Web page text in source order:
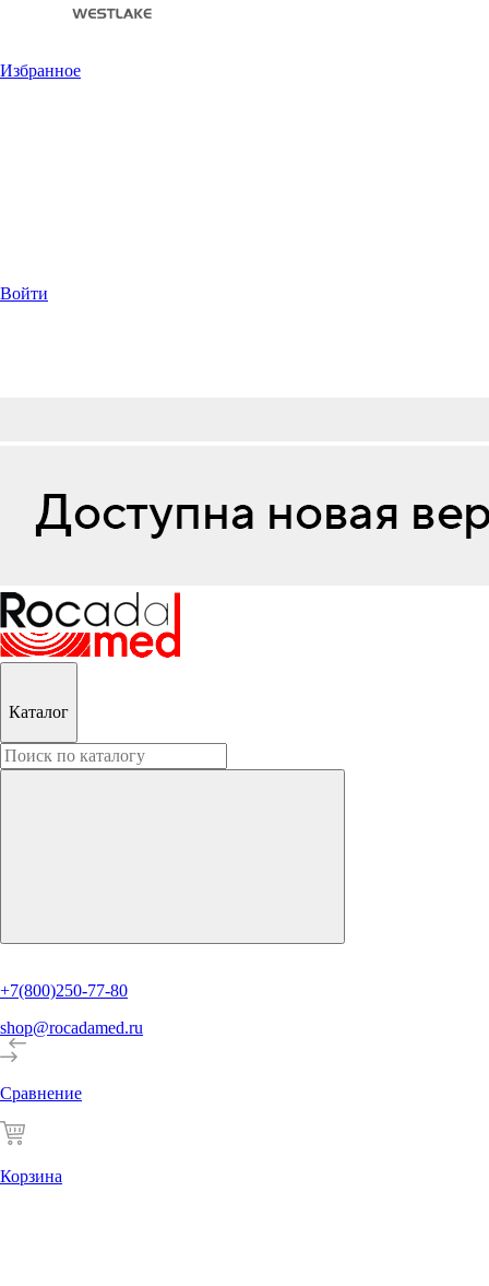
Избранное
Войти
Каталог
+7(800)250-77-80
shop@rocadamed.ru
Сравнение
Корзина